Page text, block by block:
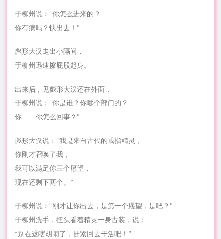
于柳州说：“你怎么进来的？
你有病吗？快出去！”
彪形大汉走出小隔间，
于柳州迅速擦屁股起身。
出来后，见彪形大汉还在外面，
于柳州说：“你是谁？你哪个部门的？
你……你怎么回事？”
彪形大汉说：“我是来自古代的戒指精灵，
你刚才召唤了我，
我可以满足你三个愿望，
现在还剩下两个。”
于柳州说：“刚才让你出去，是第一个愿望，是吧？”
于柳州洗手，扭头看着精灵一身古装，说：
“别在这瞎胡闹了，赶紧回去干活吧！”